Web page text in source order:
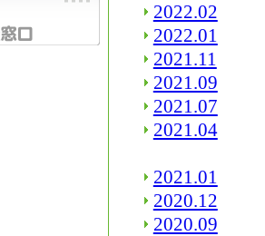
2022.02
2022.01
2021.11
2021.09
2021.07
2021.04
2021.01
2020.12
2020.09